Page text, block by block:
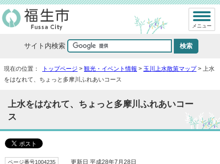
サイト内検索
メニュー
現在の位置： トップページ > 観光・イベント情報 > 玉川上水散策マップ> 上水
をはなれて、ちょっと多摩川ふれあいコース
上水をはなれて、ちょっと多摩川ふれあいコー
ス
ページ番号1004235 更新日 平成28年7月28日